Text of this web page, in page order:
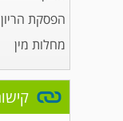
הפסקת הריון
מחלות מין